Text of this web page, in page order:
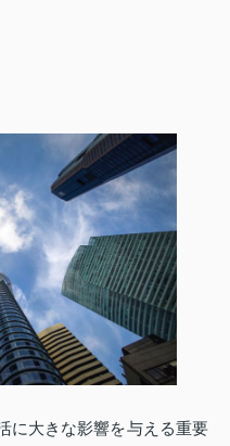
に大きな影響を与える重要